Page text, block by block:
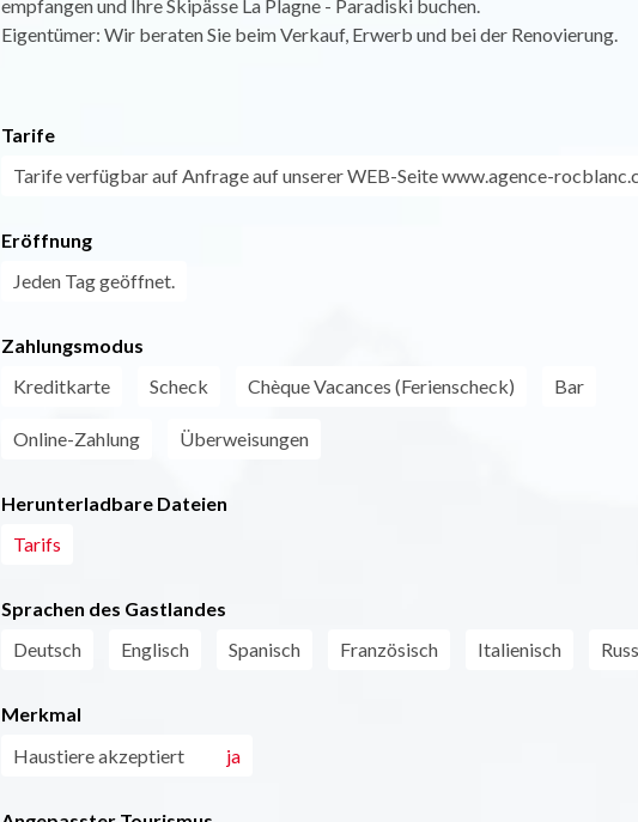
empfangen und Ihre Skipässe La Plagne - Paradiski buchen.
Eigentümer: Wir beraten Sie beim Verkauf, Erwerb und bei der Renovierung.
Tarife
Tarife verfügbar auf Anfrage auf unserer WEB-Seite www.agence-
Eröffnung
Jeden Tag geöffnet.
Zahlungsmodus
Kreditkarte
Scheck Chèque Vacances (Ferienscheck) Bar
Online-Zahlung Überweisungen
Herunterladbare Dateien
Tarifs
Sprachen des Gastlandes
Deutsch
Englisch Spanisch Französisch Italienisch
Merkmal
Haustiere akzeptiert
ja